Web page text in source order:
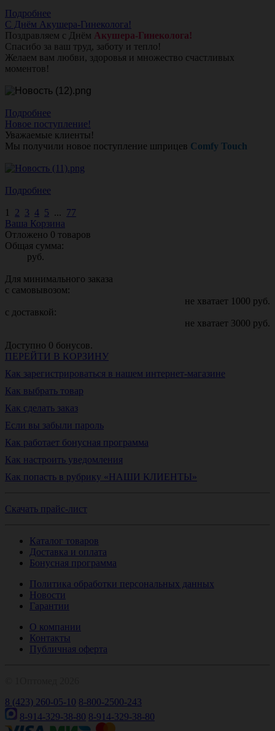
Подробнее
С Днём Акушера-Гинеколога!
Поздравляем с Днём Акушера-Гинеколога!
Спасибо за ваш труд, заботу и тепло!
Желаем вам любви, здоровья и множество счастливых
моментов!
Подробнее
Новое поступление!
Уважаемые клиенты!
Мы получили новое поступление шприцев Comfy Touch
Подробнее
1 2 3 4 5 ... 77
Ваша Корзина
Отложено 0 товаров
Общая сумма:
руб.
Для минимального заказа
с самовывозом:
не хватает 1000 руб.
с доставкой:
не хватает 3000 руб.
Доступно 0 бонусов.
ПЕРЕЙТИ В КОРЗИНУ
Как зарегистрироваться в нашем интернет-магазине
Как выбрать товар
Как сделать заказ
Если вы забыли пароль
Как работает бонусная программа
Как настроить уведомления
Как попасть в рубрику «НАШИ КЛИЕНТЫ»
Скачать прайс-лист
Каталог товаров
Доставка и оплата
Бонусная программа
Политика обработки персональных данных
Новости
Гарантии
О компании
Контакты
Публичная оферта
8 (423) 260-05-10 8-800-2500-243
8-914-329-38-80 8-914-329-38-80